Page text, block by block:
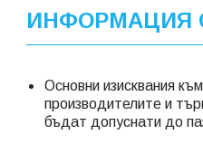
ИНФОРМАЦИЯ
Основни изисквания към
производителите и
бъдат допуснати до